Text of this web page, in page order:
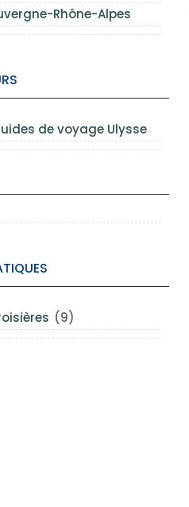
Rhône-Alpes
de voyage Ulysse
(9)